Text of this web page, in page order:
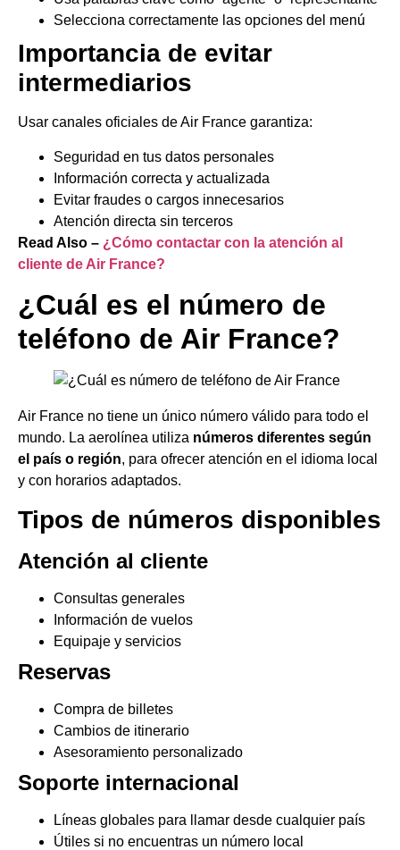
Selecciona correctamente las opciones del menú
Importancia de evitar
intermediarios
Usar canales oficiales de Air France garantiza:
Seguridad en tus datos personales
Información correcta y actualizada
Evitar fraudes o cargos innecesarios
Atención directa sin terceros
Read Also – ¿Cómo contactar con la atención al
cliente de Air France?
¿Cuál es el número de
teléfono de Air France?
Air France no tiene un único número válido para todo el
mundo. La aerolínea utiliza números diferentes según
el país o región, para ofrecer atención en el idioma local
y con horarios adaptados.
Tipos de números disponibles
Atención al cliente
Consultas generales
Información de vuelos
Equipaje y servicios
Reservas
Compra de billetes
Cambios de itinerario
Asesoramiento personalizado
Soporte internacional
Líneas globales para llamar desde cualquier país
Útiles si no encuentras un número local